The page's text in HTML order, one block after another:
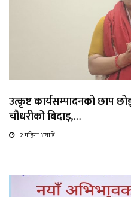
उत्कृष्ट कार्यसम्पादनको छाप
चौधरीको बिदाइ,…
2 महिना अगाडि